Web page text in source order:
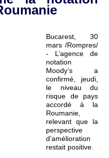
Bucarest, 30
mars /Rompres/
- L’agence de
notation
Moody’s a
confirmé, jeudi,
le niveau du
risque de pays
accordé à la
Roumanie,
relevant que la
perspective
d’amélioration
restait positive.